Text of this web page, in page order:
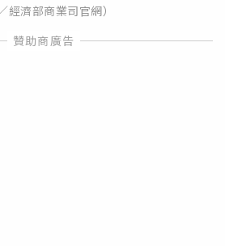
經濟部商業司官網）